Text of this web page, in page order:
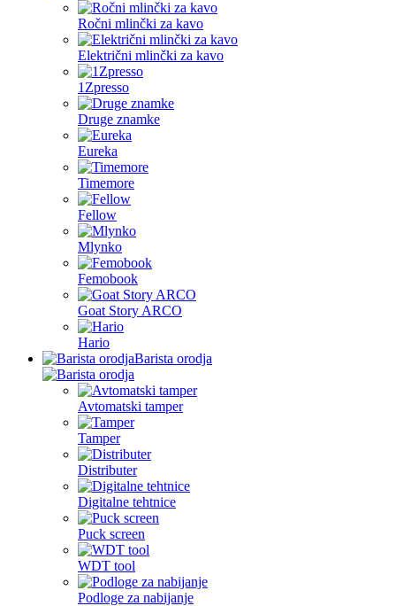
Ročni mlinčki za kavo
Električni mlinčki za kavo
1Zpresso
Druge znamke
Eureka
Timemore
Fellow
Mlynko
Femobook
Goat Story ARCO
Hario
Barista orodja
Avtomatski tamper
Tamper
Distributer
Digitalne tehtnice
Puck screen
WDT tool
Podloge za nabijanje